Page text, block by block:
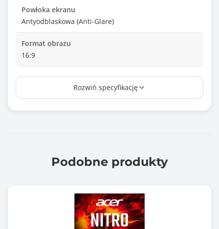
Powłoka ekranu
Antyodblaskowa (Anti-Glare)
Format obrazu
16:9
Touch
Wielkość plamki
Kontrast statyczny
Rozwiń specyfikację
Podobne produkty